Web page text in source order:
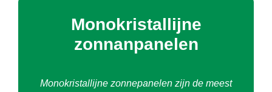
Monokristallijne
zonnanpanelen
Monokristallijne zonnepanelen zijn de meest